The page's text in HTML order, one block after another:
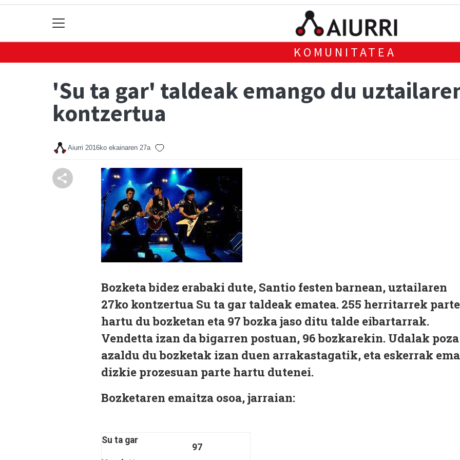
KOMUNITATEA
'Su ta gar' taldeak emango du
kontzertua
Aiurri 2016ko ekainaren 27a
Bozketa bidez erabaki dute, Santio festen barnean, uztailaren
27ko kontzertua Su ta gar taldeak ematea. 255 herritarrek parte
hartu du bozketan eta 97 bozka jaso ditu talde eibartarrak.
Vendetta izan da bigarren postuan, 96 bozkarekin. Udalak poza
azaldu du bozketak izan duen arrakastagatik, eta eskerrak
dizkie prozesuan parte hartu dutenei.
Bozketaren emaitza osoa, jarraian:
Su ta gar
97